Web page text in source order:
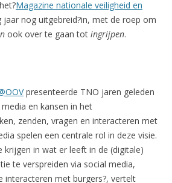
Magazine nationale veiligheid en
jaar nog uitgebreid?in, met de roep om
ook over te gaan tot ingrijpen.
presenteerde TNO jaren geleden
en kansen in het
zenden, vragen en interacteren met
spelen een centrale rol in deze visie.
krijgen in wat er leeft in de (digitale)
te verspreiden via social media,
interacteren met burgers?, vertelt